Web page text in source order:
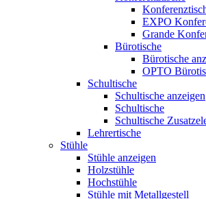
EXPO
Grande
Bürotische
Bürotische
OPTO
Schultische
Schultische anzeigen
Schultische
Schultische
Lehrertische
Stühle
Stühle anzeigen
Holzstühle
Hochstühle
Stühle mit Metallgestell